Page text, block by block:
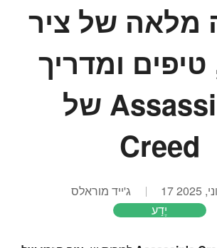
מלאה של ציר
טיפים ומדריך
של Assassin's
Creed
ג'ייד מוראלס
2025
יֶדַע